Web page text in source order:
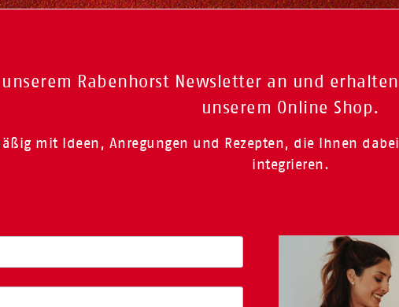
Rabenhorst Newsletter an und erhalten
unserem Online Shop.
mit Ideen, Anregungen und Rezepten, die Ihnen
integrieren.